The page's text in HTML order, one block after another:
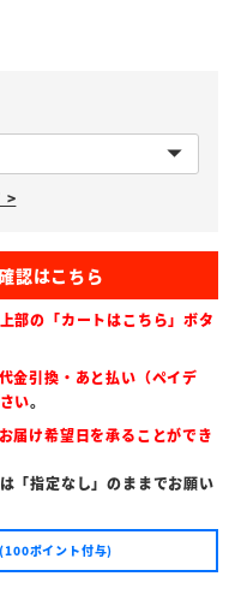
>
上部の「カートはこちら」ボタ
代金引換・あと払い（ペイデ
い。
お届け希望日を承ることができ
「指定なし」のままでお願い
ポイント付与)